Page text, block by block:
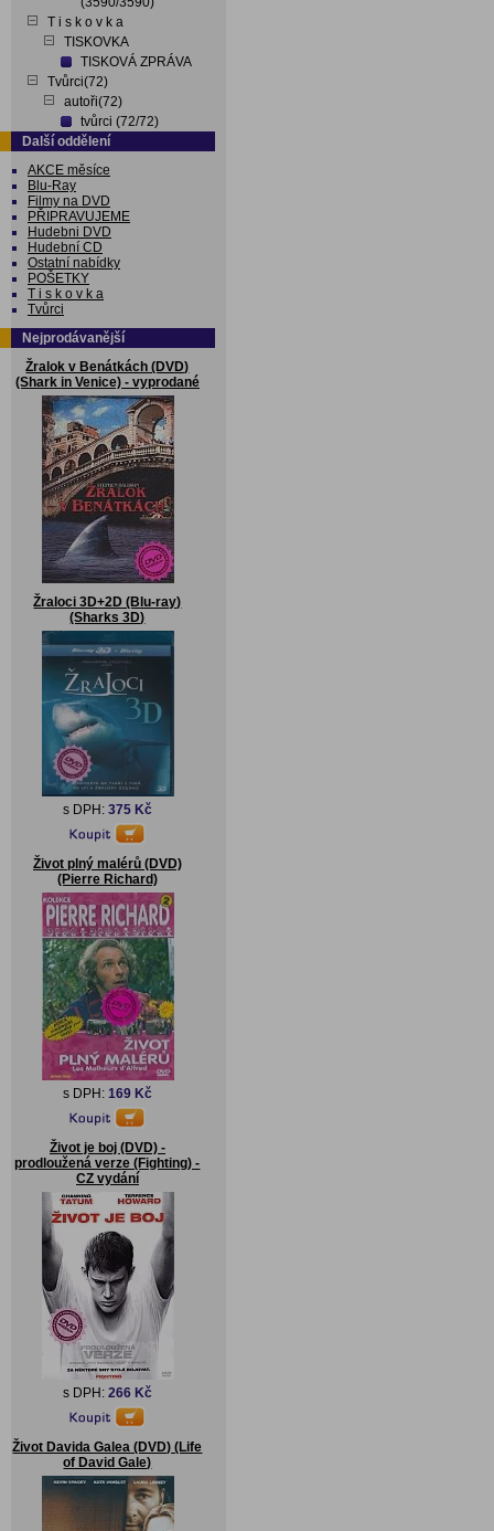
T i s k o v k a
TISKOVKA
TISKOVÁ ZPRÁVA
Tvůrci(72)
autoři(72)
tvůrci (72/72)
Další oddělení
AKCE měsíce
Blu-Ray
Filmy na DVD
PŘIPRAVUJEME
Hudebni DVD
Hudební CD
Ostatní nabídky
POŠETKY
T i s k o v k a
Tvůrci
Nejprodávanější
Žralok v Benátkách (DVD)
(Shark in Venice) - vyprodané
Žraloci 3D+2D (Blu-ray)
(Sharks 3D)
s DPH: 375 Kč
Život plný malérů (DVD)
(Pierre Richard)
s DPH: 169 Kč
Život je boj (DVD) -
prodloužená verze (Fighting) -
CZ vydání
s DPH: 266 Kč
Život Davida Galea (DVD) (Life
of David Gale)